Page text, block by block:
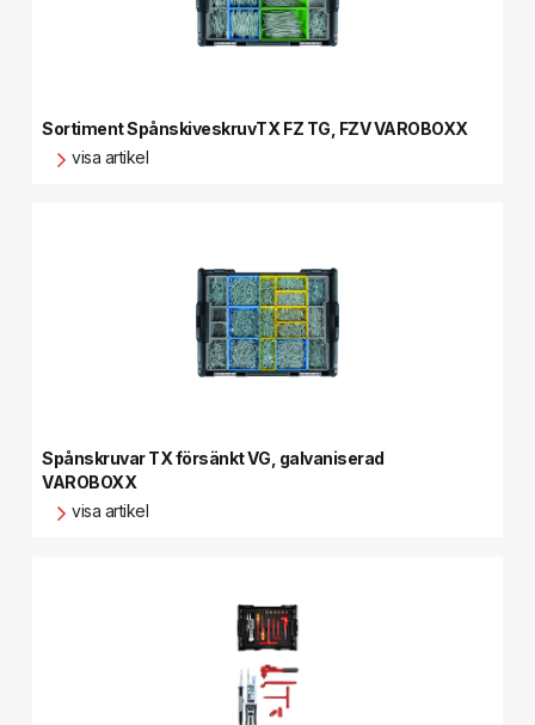
Sortiment SpånskiveskruvTX FZ TG, FZV VAROBOXX
visa artikel
Spånskruvar TX försänkt VG, galvaniserad
VAROBOXX
visa artikel